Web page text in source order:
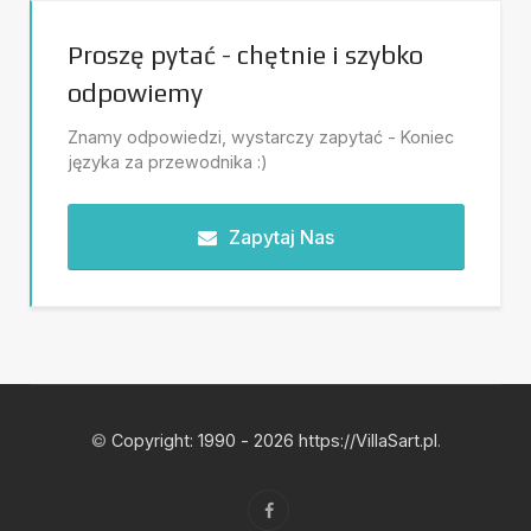
Proszę pytać - chętnie i szybko
odpowiemy
Znamy odpowiedzi, wystarczy zapytać - Koniec
języka za przewodnika :)
Zapytaj Nas
© Copyright: 1990 - 2026 https://VillaSart.pl.